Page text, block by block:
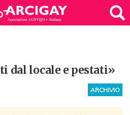
dal locale e pestati»
ARCHIVIO